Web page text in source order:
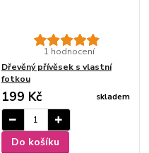
1 hodnocení
Dřevěný přívěsek s vlastní
fotkou
199 Kč skladem
Do košíku